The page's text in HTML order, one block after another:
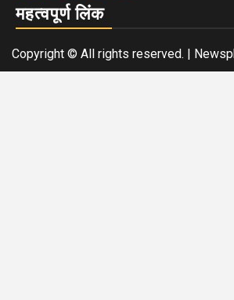
महत्वपूर्ण लिंक
Copyright © All rights reserved. |